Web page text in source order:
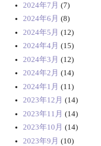
2024年7月 (7)
2024年6月 (8)
2024年5月 (12)
2024年4月 (15)
2024年3月 (12)
2024年2月 (14)
2024年1月 (11)
2023年12月 (14)
2023年11月 (14)
2023年10月 (14)
2023年9月 (10)